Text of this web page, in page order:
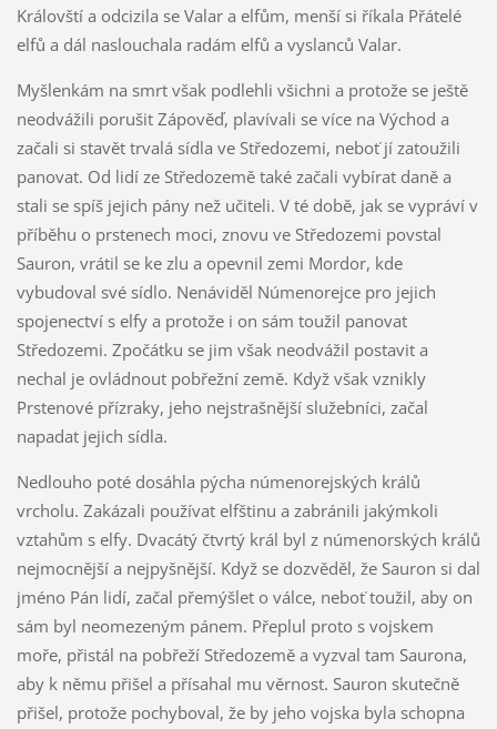
Královští a odcizila se Valar a elfům, menší si říkala Přátelé
elfů a dál naslouchala radám elfů a vyslanců Valar.
Myšlenkám na smrt však podlehli všichni a protože se ještě
neodvážili porušit Zápověď, plavívali se více na Východ a
začali si stavět trvalá sídla ve Středozemi, neboť jí zatoužili
panovat. Od lidí ze Středozemě také začali vybírat daně a
stali se spíš jejich pány než učiteli. V té době, jak se vypráví v
příběhu o prstenech moci, znovu ve Středozemi povstal
Sauron, vrátil se ke zlu a opevnil zemi Mordor, kde
vybudoval své sídlo. Nenáviděl Númenorejce pro jejich
spojenectví s elfy a protože i on sám toužil panovat
Středozemi. Zpočátku se jim však neodvážil postavit a
nechal je ovládnout pobřežní země. Když však vznikly
Prstenové přízraky, jeho nejstrašnější služebníci, začal
napadat jejich sídla.
Nedlouho poté dosáhla pýcha númenorejských králů
vrcholu. Zakázali používat elfštinu a zabránili jakýmkoli
vztahům s elfy. Dvacátý čtvrtý král byl z númenorských králů
nejmocnější a nejpyšnější. Když se dozvěděl, že Sauron si dal
jméno Pán lidí, začal přemýšlet o válce, neboť toužil, aby on
sám byl neomezeným pánem. Přeplul proto s vojskem
moře, přistál na pobřeží Středozemě a vyzval tam Saurona,
aby k němu přišel a přísahal mu věrnost. Sauron skutečně
přišel, protože pochyboval, že by jeho vojska byla schopna